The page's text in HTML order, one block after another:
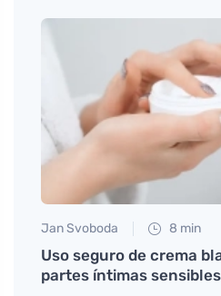
Jan Svoboda 8 min
Uso seguro de crema
partes íntimas sensibles